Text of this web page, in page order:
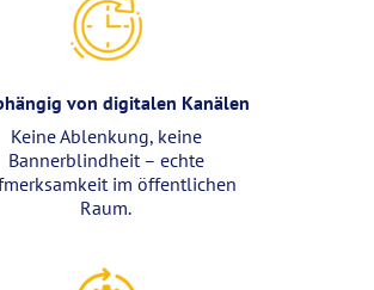
von digitalen Kanälen
Keine Ablenkung, keine
Bannerblindheit – echte
im öffentlichen
Raum.